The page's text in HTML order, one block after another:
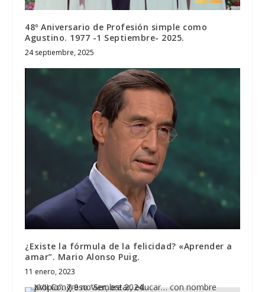
48º Aniversario de Profesión simple como
Agustino. 1977 -1 Septiembre- 2025.
24 septiembre, 2025
¿Existe la fórmula de la felicidad? «Aprender a
amar”. Mario Alonso Puig.
11 enero, 2023